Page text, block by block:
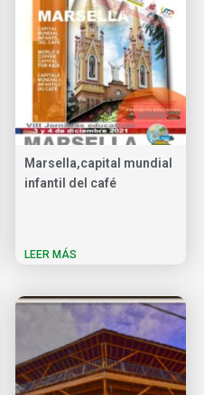
Marsella,capital mundial
infantil del café
LEER MÁS